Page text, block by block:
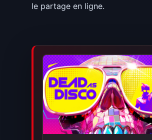
le partage en ligne.